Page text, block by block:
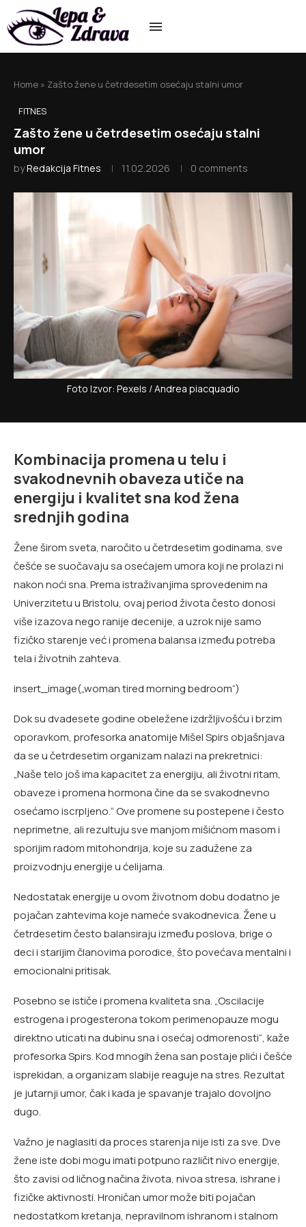
Home » Zašto žene u četrdesetim osećaju stalni umor
FITNES
Zašto žene u četrdesetim osećaju stalni
umor
byRedakcija Fitnes 11.02.2026 0 comments
Foto Izvor: Pexels / Andrea piacquadio
Kombinacija promena u telu i
svakodnevnih obaveza utiče na
energiju i kvalitet sna kod žena
srednjih godina
Žene širom sveta, naročito u četrdesetim godinama, sve
češće se suočavaju sa osećajem umora koji ne prolazi ni
nakon noći sna. Prema istraživanjima sprovedenim na
Univerzitetu u Bristolu, ovaj period života često donosi
više izazova nego ranije decenije, a uzrok nije samo
fizičko starenje već i promena balansa između potreba
tela i životnih zahteva.
insert_image(„woman tired morning bedroom“)
Dok su dvadesete godine obeležene izdržljivošću i brzim
oporavkom, profesorka anatomije Mišel Spirs objašnjava
da se u četrdesetim organizam nalazi na prekretnici:
„Naše telo još ima kapacitet za energiju, ali životni ritam,
obaveze i promena hormona čine da se svakodnevno
osećamo iscrpljeno.“ Ove promene su postepene i često
neprimetne, ali rezultuju sve manjom mišićnom masom i
sporijim radom mitohondrija, koje su zadužene za
proizvodnju energije u ćelijama.
Nedostatak energije u ovom životnom dobu dodatno je
pojačan zahtevima koje nameće svakodnevica. Žene u
četrdesetim često balansiraju između poslova, brige o
deci i starijim članovima porodice, što povećava mentalni i
emocionalni pritisak.
Posebno se ističe i promena kvaliteta sna. „Oscilacije
estrogena i progesterona tokom perimenopauze mogu
direktno uticati na dubinu sna i osećaj odmorenosti“, kaže
profesorka Spirs. Kod mnogih žena san postaje plići i češće
isprekidan, a organizam slabije reaguje na stres. Rezultat
je jutarnji umor, čak i kada je spavanje trajalo dovoljno
dugo.
Važno je naglasiti da proces starenja nije isti za sve. Dve
žene iste dobi mogu imati potpuno različit nivo energije,
što zavisi od ličnog načina života, nivoa stresa, ishrane i
fizičke aktivnosti. Hroničan umor može biti pojačan
nedostatkom kretanja, nepravilnom ishranom i stalnom